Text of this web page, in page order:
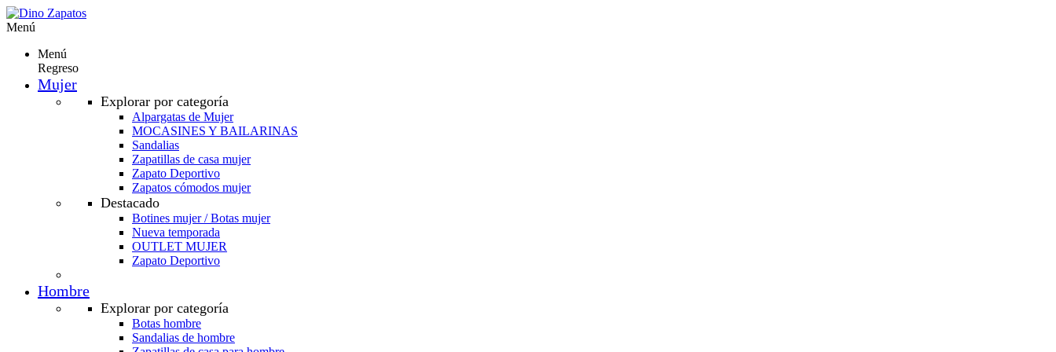
Menú
Menú
Regreso
Mujer
Explorar por categoría
Alpargatas de Mujer
MOCASINES Y BAILARINAS
Sandalias
Zapatillas de casa mujer
Zapato Deportivo
Zapatos cómodos mujer
Destacado
Botines mujer / Botas mujer
Nueva temporada
OUTLET MUJER
Zapato Deportivo
Hombre
Explorar por categoría
Botas hombre
Sandalias de hombre